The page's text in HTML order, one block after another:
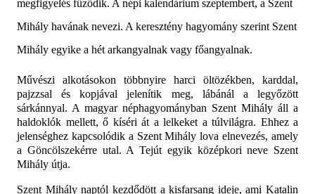
megfigyelés fűződik. A népi kalendárium szeptembert, a Szent
Mihály havának nevezi. A keresztény hagyomány szerint Szent
Mihály egyike a hét arkangyalnak vagy főangyalnak.
Művészi alkotásokon többnyire harci öltözékben, karddal,
pajzzsal és kopjával jelenítik meg, lábánál a legyőzött
sárkánnyal. A magyar néphagyományban Szent Mihály áll a
haldoklók mellett, ő kíséri át a lelkeket a túlvilágra. Ehhez a
jelenséghez kapcsolódik a Szent Mihály lova elnevezés, amely
a Göncölszekérre utal. A Tejút egyik középkori neve Szent
Mihály útja.
Szent Mihály naptól kezdődött a kisfarsang ideje, ami Katalin